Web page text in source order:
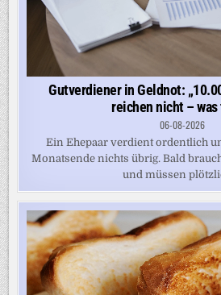
Gutverdiener in Geldnot:
reichen nicht – was
06-08-2026
Ein Ehepaar verdient ordentlich
Monatsende nichts übrig. Bald
und müssen